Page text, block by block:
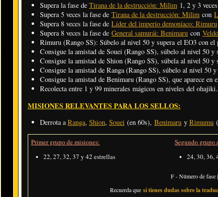
Supera la fase de Tirana de la destrucción: Milim 1, 2 y 3
Supera 5 veces la fase de Tirana de la destrucción: Milim con
Supera 8 veces la fase de Líder del imperio demoníaco: Rimuru
Supera 8 veces la fase de General samurái: Benimaru con
Rimuru (Rango SS): Súbelo al nivel 50 y supera el EO3 con el
Consigue la amistad de Souei (Rango SS), súbelo al nivel 50
Consigue la amistad de Shion (Rango SS), súbela al nivel 50
Consigue la amistad de Ranga (Rango SS), súbelo al nivel 50
Consigue la amistad de Benimaru (Rango SS), que aparece en
Recolecta entre 1 y 99 minerales mágicos en niveles del ohajiki.
MISIONES RELEVANTES PARA LOS SELLOS:
Derrota aRanga, Shion, Souei (en 60s), Benimaru y Rimumu
Primer grupo de misiones:
22, 27, 32, 37 y 42 estrellas
Segundo grupo
24, 30, 36,
F - Número de fase
Recuerda que si tienes dudas sobre la